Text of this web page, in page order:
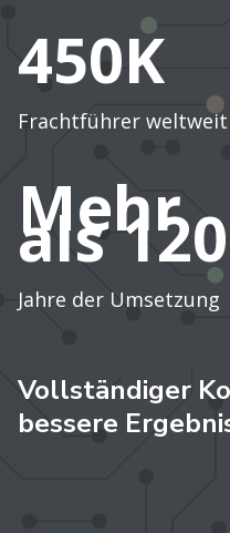
450K
Frachtführer weltweit
Mehr
als 120
Jahre der Umsetzung
Vollständiger
bessere